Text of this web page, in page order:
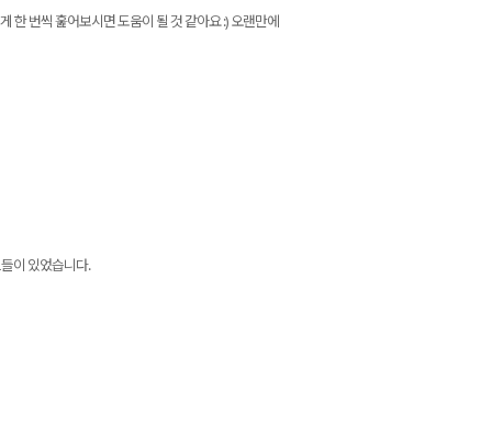
한 번씩 훑어보시면 도움이 될 것 같아요 :) 오랜만에
이 있었습니다.